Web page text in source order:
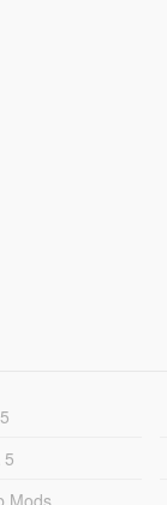
5
Mods